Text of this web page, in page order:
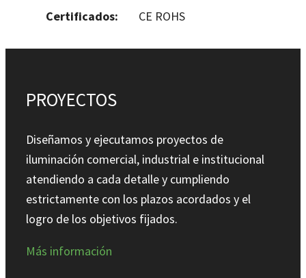
Certificados:
CE ROHS
PROYECTOS
Diseñamos y ejecutamos proyectos de
iluminación comercial, industrial e institucional
atendiendo a cada detalle y cumpliendo
estrictamente con los plazos acordados y el
logro de los objetivos fijados.
Más información